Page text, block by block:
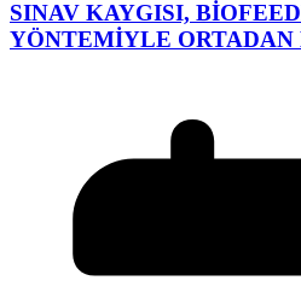
SINAV KAYGISI,
YÖNTEMİYLE